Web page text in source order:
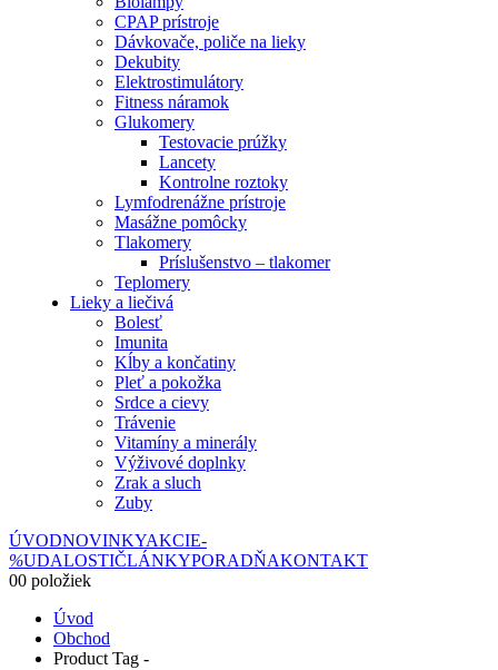
CPAP prístroje
Dávkovače, poliče na lieky
Dekubity
Elektrostimulátory
Fitness náramok
Glukomery
Testovacie prúžky
Lancety
Kontrolne roztoky
Lymfodrenážne prístroje
Masážne pomôcky
Tlakomery
Príslušenstvo – tlakomer
Teplomery
Lieky a liečivá
Bolesť
Imunita
Kĺby a končatiny
Pleť a pokožka
Srdce a cievy
Trávenie
Vitamíny a minerály
Výživové doplnky
Zrak a sluch
Zuby
ÚVODNOVINKYAKCIE-
%UDALOSTIČLÁNKYPORADŇAKONTAKT
00 položiek
Úvod
Obchod
Product Tag -